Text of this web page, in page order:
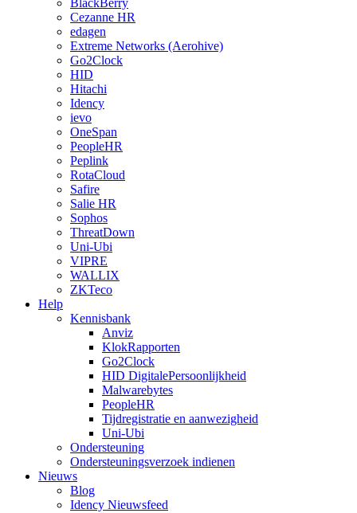
BlackBerry
Cezanne HR
edagen
Extreme Networks (Aerohive)
Go2Clock
HID
Hitachi
Idency
ievo
OneSpan
PeopleHR
Peplink
RotaCloud
Safire
Salie HR
Sophos
ThreatDown
Uni-Ubi
VIPRE
WALLIX
ZKTeco
Help
Kennisbank
Anviz
KlokRapporten
Go2Clock
HID DigitalePersoonlijkheid
Malwarebytes
PeopleHR
Tijdregistratie en aanwezigheid
Uni-Ubi
Ondersteuning
Ondersteuningsverzoek indienen
Nieuws
Blog
Idency Nieuwsfeed